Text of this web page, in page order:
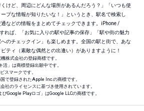
けど、周辺にどんな場所があるんだろう？」「いつも使
プな情報が知りたいな！」というとき、駅名で検索し
などの情報をまとめてチェックできます。iPhone /
れば、「お気に入りの駅や記事の保存」「駅や街の魅力
のチェックイン」も楽しめます。全国の駅と街で、あな
ティ（素敵な偶然との出逢い）がありますように！
株式会社の登録商標です。
活」は商標登録出願中です。
スマークです。
で登録されたApple Inc.の商標です。
社のライセンスに基づき使用されています。
びGoogle Playロゴ」はGoogle LLCの商標です。